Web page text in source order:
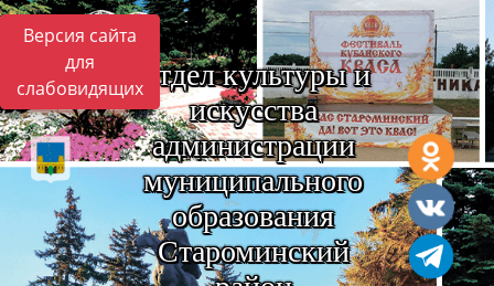
Версия сайта
для
слабовидящих Отдел культуры и
искусства
администрации
муниципального
образования
Староминский